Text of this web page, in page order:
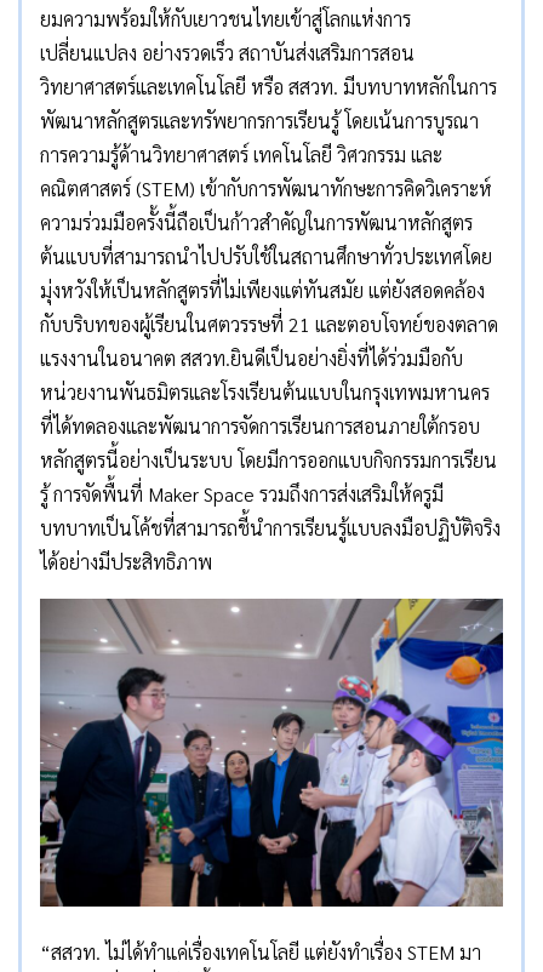
ยมความพร้อมให้กับเยาวชนไทยเข้าสู่โลกแห่งการ
เปลี่ยนแปลง อย่างรวดเร็ว สถาบันส่งเสริมการสอน
วิทยาศาสตร์และเทคโนโลยี หรือ สสวท. มีบทบาทหลักในการ
พัฒนาหลักสูตรและทรัพยากรการเรียนรู้ โดยเน้นการบูรณา
การความรู้ด้านวิทยาศาสตร์ เทคโนโลยี วิศวกรรม และ
คณิตศาสตร์ (STEM) เข้ากับการพัฒนาทักษะการคิดวิเคราะห์
ความร่วมมือครั้งนี้ถือเป็นก้าวสำคัญในการพัฒนาหลักสูตร
ต้นแบบที่สามารถนำไปปรับใช้ในสถานศึกษาทั่วประเทศโดย
มุ่งหวังให้เป็นหลักสูตรที่ไม่เพียงแต่ทันสมัย แต่ยังสอดคล้อง
กับบริบทของผู้เรียนในศตวรรษที่ 21 และตอบโจทย์ของตลาด
แรงงานในอนาคต สสวท.ยินดีเป็นอย่างยิ่งที่ได้ร่วมมือกับ
หน่วยงานพันธมิตรและโรงเรียนต้นแบบในกรุงเทพมหานคร
ที่ได้ทดลองและพัฒนาการจัดการเรียนการสอนภายใต้กรอบ
หลักสูตรนี้อย่างเป็นระบบ โดยมีการออกแบบกิจกรรมการเรียน
รู้ การจัดพื้นที่ Maker Space รวมถึงการส่งเสริมให้ครูมี
บทบาทเป็นโค้ชที่สามารถชี้นำการเรียนรู้แบบลงมือปฏิบัติจริง
ได้อย่างมีประสิทธิภาพ
“สสวท. ไม่ได้ทำแค่เรื่องเทคโนโลยี แต่ยังทำเรื่อง STEM มา